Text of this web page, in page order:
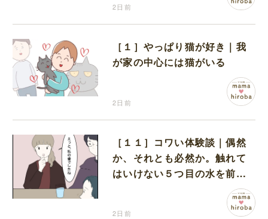
2日前
［１］やっぱり猫が好き｜我
が家の中心には猫がいる
2日前
［１１］コワい体験談｜偶然
か、それとも必然か。触れて
はいけない５つ目の水を前に
2日前